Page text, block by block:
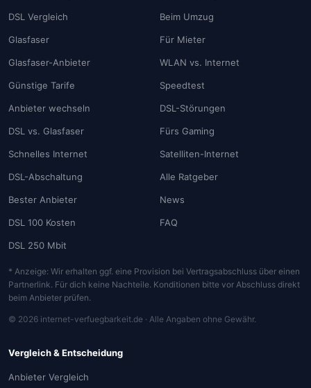
DSL Vergleich
Glasfaser
Glasfaser-Anbieter
Günstige Tarife
Anbieter wechseln
DSL vs. Glasfaser
Schnelles Internet
DSL-Abschaltung
Bester Anbieter
DSL 100 Kosten
DSL 250 Mbit
Beim Umzug
Für Mieter
WLAN vs. Internet
Speedtest
DSL-Störungen
Fürs Gaming
Satelliten-Internet
Alle Ratgeber
News
FAQ
* Anzeige: Wir erhalten ggf. eine Provision bei Vertragsabschluss über einen
Partnerlink. Für dich keine Nachteile. Konditionen bitte vor Abschluss direkt
beim Anbieter prüfen.
© 2026 internet-verfuegbarkeit.de · Alle Angaben ohne Gewähr.
Vergleich & Entscheidung
Anbieter Vergleich